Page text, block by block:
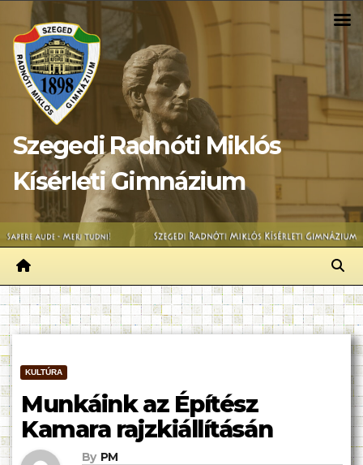
content
Szegedi Radnóti Miklós
Kísérleti Gimnázium
KULTÚRA
Munkáink az Építész
Kamara rajzkiállításán
By PM